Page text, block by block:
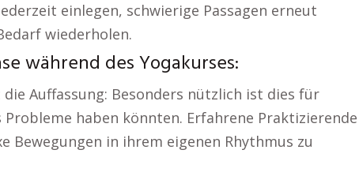
einlegen, schwierige Passagen erneut
wiederholen.
während des Yogakurses:
Auffassung: Besonders nützlich ist dies für
haben könnten. Erfahrene Praktizierende
Bewegungen in ihrem eigenen Rhythmus zu